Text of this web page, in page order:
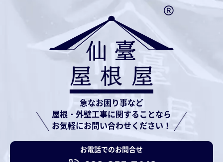
急なお困り事など
屋根・外壁工事に関することなら
お気軽にお問い合わせください！
お電話でのお問合せ